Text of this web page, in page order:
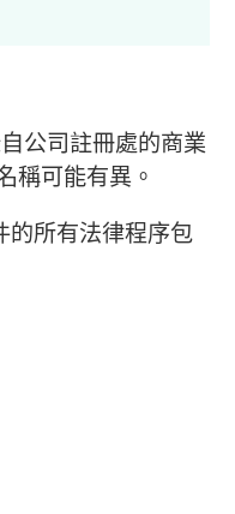
公司註冊處的商業
稱可能有異。
的所有法律程序包